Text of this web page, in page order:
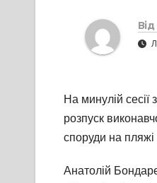
Від
На минулій
розпуск
споруди на пляжі
Анатолій